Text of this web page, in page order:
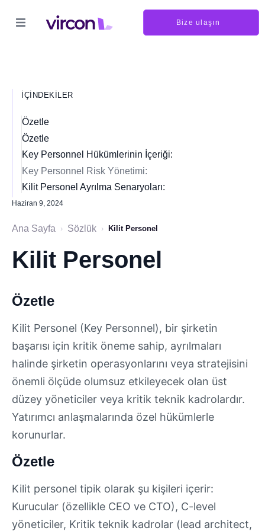
Bize ulaşın
İÇINDEKILER
Özetle
Özetle
Key Personnel Hükümlerinin İçeriği:
Key Personnel Risk Yönetimi:
Kilit Personel Ayrılma Senaryoları:
Haziran 9, 2024
Ana Sayfa › Sözlük › Kilit Personel
Kilit Personel
Özetle
Kilit Personel (Key Personnel), bir şirketin
başarısı için kritik öneme sahip, ayrılmaları
halinde şirketin operasyonlarını veya stratejisini
önemli ölçüde olumsuz etkileyecek olan üst
düzey yöneticiler veya kritik teknik kadrolardır.
Yatırımcı anlaşmalarında özel hükümlerle
korunurlar.
Özetle
Kilit personel tipik olarak şu kişileri içerir:
Kurucular (özellikle CEO ve CTO), C-level
yöneticiler, Kritik teknik kadrolar (lead architect,